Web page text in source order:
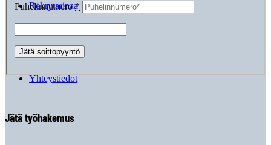
Rekrytarinaa
Yhteystiedot
Puhelinnumero*
Jätä työhakemus